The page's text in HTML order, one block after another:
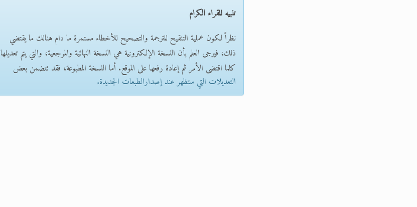
تنبيه للقراء الكرام
نظراً لكون عملية التنقيح للترجمة والتصحيح للأخطاء مستمرة ما دام هنالك ما يقتضي
ذلك، فيرجى العلم بأن النسخة الإلكترونية هي النسخة النهائية والمرجعية، والتي يتم تعديلها
كلما اقتضى الأمر ثم إعادة رفعها على الموقع. أما النسخة المطبوعة، فقد تتضمن بعض
التعديلات التي ستظهر عند إصدارالطبعات الجديدة.